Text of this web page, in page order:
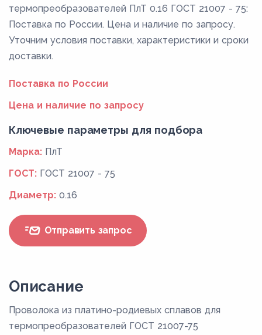
термопреобразователей ПлТ 0.16 ГОСТ 21007 - 75:
Поставка по России. Цена и наличие по запросу.
Уточним условия поставки, характеристики и сроки
доставки.
Поставка по России
Цена и наличие по запросу
Ключевые параметры для подбора
Марка: ПлТ
ГОСТ: ГОСТ 21007 - 75
Диаметр: 0.16
Отправить запрос
Описание
Проволока из платино-родиевых сплавов для
термопреобразователей ГОСТ 21007-75